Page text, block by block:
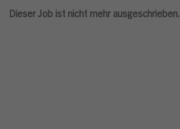
Dieser Job ist nicht mehr ausgeschrieben.